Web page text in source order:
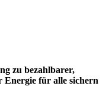
zu bezahlbarer,
Energie für alle sichern